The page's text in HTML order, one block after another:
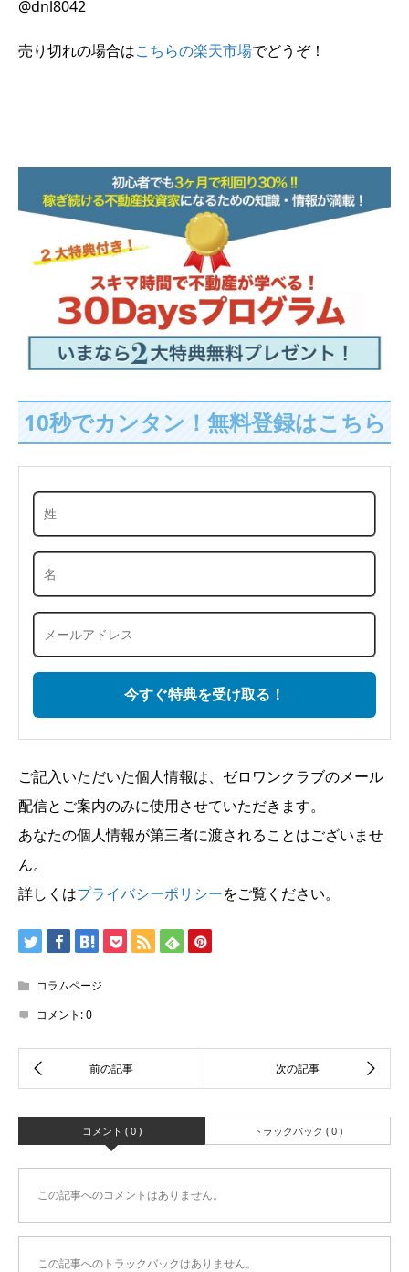
@dnl8042
売り切れの場合はこちらの楽天市場でどうぞ！
10秒でカンタン！無料登録はこちら
ご記入いただいた個人情報は、ゼロワンクラブのメール
配信とご案内のみに使用させていただきます。
あなたの個人情報が第三者に渡されることはございませ
ん。
詳しくはプライバシーポリシーをご覧ください。
コラムページ
コメント:0
コメント ( 0 ) トラックバック ( 0 )
この記事へのコメントはありません。
この記事へのトラックバックはありません。